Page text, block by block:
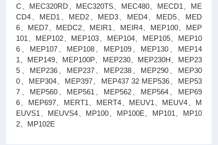
C、MEC320RD、MEC320TS、MEC480、MECD1、ME
CD4、MED1、MED2、MED3、MED4、MED5、MED
6、MED7、MEDC2、MEIR1、MEIR4、MEP100、MEP
101、MEP102、MEP103、MEP104、MEP105、MEP10
6、MEP107、MEP108、MEP109、MEP130、MEP14
1、MEP149、MEP100P、MEP230、MEP230H、MEP23
5、MEP236、MEP237、MEP238、MEP290、MEP30
0、MEP304、MEP397、MEP437 32 MEP536、MEP53
7、MEP560、MEP561、MEP562、MEP564、MEP69
6、MEP697、MERT1、MERT4、MEUV1、MEUV4、M
EUVS1、MEUVS4、MP100、MP100E、MP101、MP10
2、MP102E